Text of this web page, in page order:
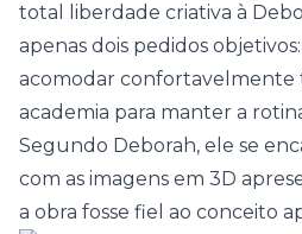
total liberdade criativa à
apenas dois pedidos
acomodar confortavelmente
academia para manter a
Segundo Deborah, ele se
com as imagens em 3D
a obra fosse fiel ao conceito